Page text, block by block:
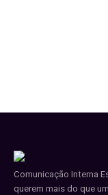
Comunicação Interna
querem mais do que